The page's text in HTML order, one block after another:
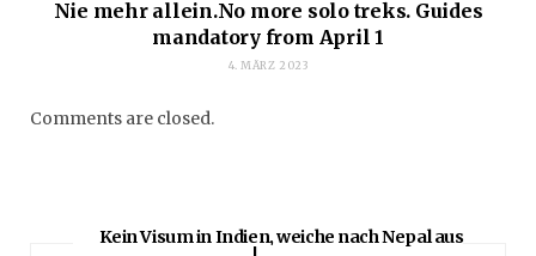
Nie mehr allein.No more solo treks. Guides
mandatory from April 1
4. MÄRZ 2023
Comments are closed.
Kein Visum in Indien, weiche nach Nepal aus